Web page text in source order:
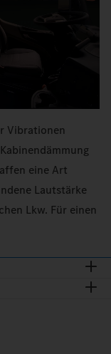
Vibrationen
eine Art
Lautstärke
Lkw. Für einen